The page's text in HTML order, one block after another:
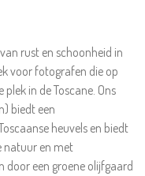
rust en schoonheid in
voor fotografen die op
in de Toscane. Ons
biedt een
heuvels en biedt
natuur en met
door een groene olijfgaard